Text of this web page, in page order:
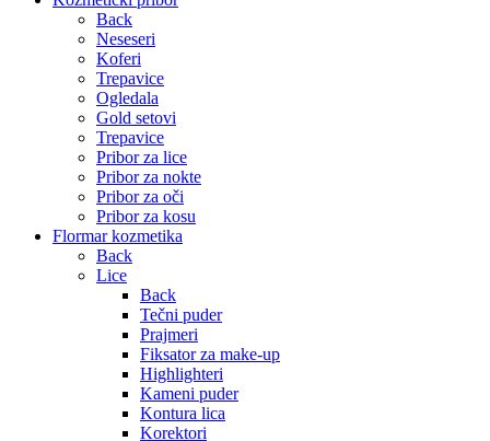
Back
Neseseri
Koferi
Trepavice
Ogledala
Gold setovi
Trepavice
Pribor za lice
Pribor za nokte
Pribor za oči
Pribor za kosu
Flormar kozmetika
Back
Lice
Back
Tečni puder
Prajmeri
Fiksator za make-up
Highlighteri
Kameni puder
Kontura lica
Korektori